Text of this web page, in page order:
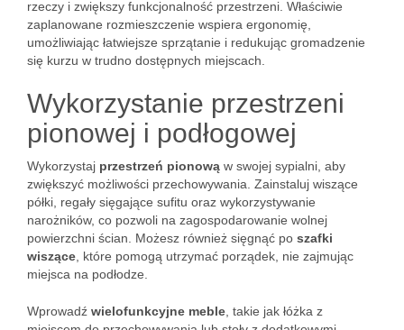
rzeczy i zwiększy funkcjonalność przestrzeni. Właściwie
zaplanowane rozmieszczenie wspiera ergonomię,
umożliwiając łatwiejsze sprzątanie i redukując gromadzenie
się kurzu w trudno dostępnych miejscach.
Wykorzystanie przestrzeni
pionowej i podłogowej
Wykorzystaj przestrzeń pionową w swojej sypialni, aby
zwiększyć możliwości przechowywania. Zainstaluj wiszące
półki, regały sięgające sufitu oraz wykorzystywanie
narożników, co pozwoli na zagospodarowanie wolnej
powierzchni ścian. Możesz również sięgnąć po szafki
wiszące , które pomogą utrzymać porządek, nie zajmując
miejsca na podłodze.
Wprowadź wielofunkcyjne meble , takie jak łóżka z